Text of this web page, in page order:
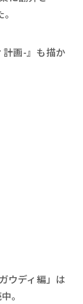
計画-』も描か
ウディ編」は
。